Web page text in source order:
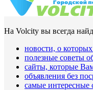
На Volcity вы всегда
новости, о
полезные советы
сайты, которые
объявления без
самые интересные